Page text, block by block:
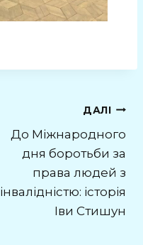
ДАЛІ
До Міжнародного
дня боротьби за
права людей з
інвалідністю: історія
Іви Стишун